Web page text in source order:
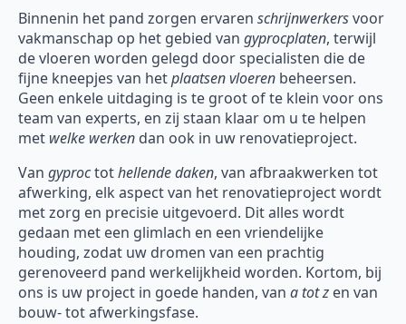
Binnenin het pand zorgen ervaren schrijnwerkersvoor
vakmanschap op het gebied van gyprocplaten, terwijl
de vloeren worden gelegd door specialisten die de
fijne kneepjes van hetplaatsen vloeren beheersen.
Geen enkele uitdaging is te groot of te klein voor ons
team van experts, en zij staan klaar om u te helpen
met welke werken dan ook in uw renovatieproject.
Van gyproctothellende daken, van afbraakwerken tot
afwerking, elk aspect van het renovatieproject wordt
met zorg en precisie uitgevoerd. Dit alles wordt
gedaan met een glimlach en een vriendelijke
houding, zodat uw dromen van een prachtig
gerenoveerd pand werkelijkheid worden. Kortom, bij
ons is uw project in goede handen, van a tot z en van
bouw- tot afwerkingsfase.